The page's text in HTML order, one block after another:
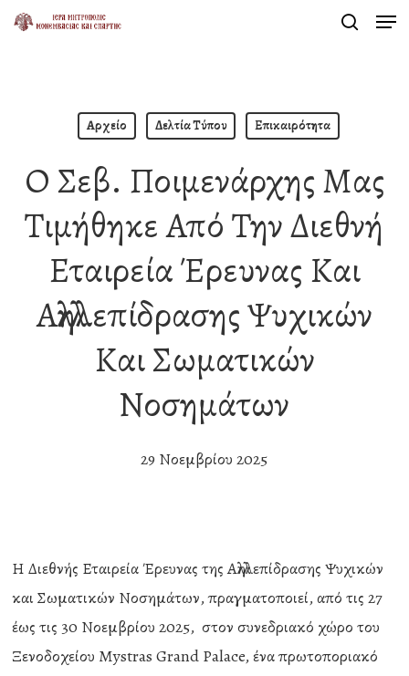
Skip
Αρχείο Δελτία Τύπου Επικαιρότητα
Ο Σεβ. Ποιμενάρχης Μας
Τιμήθηκε Από Την Διεθνή
Εταιρεία Έρευνας Και
Αλληλεπίδρασης Ψυχικών
Και Σωματικών
Νοσημάτων
29 Νοεμβρίου 2025
Η Διεθνής Εταιρεία Έρευνας της Αλληλεπίδρασης Ψυχικών
και Σωματικών Νοσημάτων, πραγματοποιεί, από τις 27
έως τις 30 Νοεμβρίου 2025, στον συνεδριακό χώρο του
Ξενοδοχείου Mystras Grand Palace, ένα πρωτοποριακό